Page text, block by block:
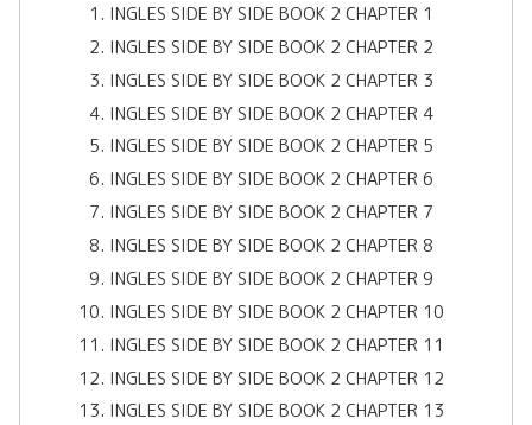
INGLES SIDE BY SIDE BOOK 2 CHAPTER 1
INGLES SIDE BY SIDE BOOK 2 CHAPTER 2
INGLES SIDE BY SIDE BOOK 2 CHAPTER 3
INGLES SIDE BY SIDE BOOK 2 CHAPTER 4
INGLES SIDE BY SIDE BOOK 2 CHAPTER 5
INGLES SIDE BY SIDE BOOK 2 CHAPTER 6
INGLES SIDE BY SIDE BOOK 2 CHAPTER 7
INGLES SIDE BY SIDE BOOK 2 CHAPTER 8
INGLES SIDE BY SIDE BOOK 2 CHAPTER 9
INGLES SIDE BY SIDE BOOK 2 CHAPTER 10
INGLES SIDE BY SIDE BOOK 2 CHAPTER 11
INGLES SIDE BY SIDE BOOK 2 CHAPTER 12
INGLES SIDE BY SIDE BOOK 2 CHAPTER 13